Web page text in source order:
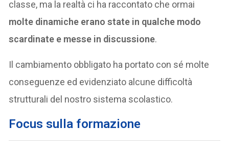
classe, ma la realtà ci ha raccontato che ormai
molte dinamiche erano state in qualche modo
scardinate e messe in discussione.
Il cambiamento obbligato ha portato con sé molte
conseguenze ed evidenziato alcune difficoltà
strutturali del nostro sistema scolastico.
Focus sulla formazione